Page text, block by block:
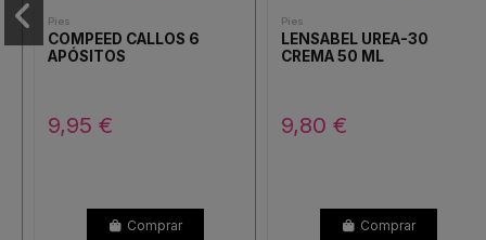
Pies
COMPEED CALLOS 6
APÓSITOS
9,95 €
Comprar
Pies
LENSABEL UREA-30
CREMA 50 ML
9,80 €
Comprar